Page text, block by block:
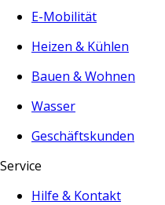
E-Mobilität
Heizen & Kühlen
Bauen & Wohnen
Wasser
Geschäftskunden
Service
Hilfe & Kontakt